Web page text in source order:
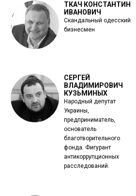
ТКАЧ КОНСТАНТИН
ИВАНОВИЧ
Скандальный одесский
бизнесмен
СЕРГЕЙ
ВЛАДИМИРОВИЧ
КУЗЬМИНЫХ
Народный депутат
Украины,
предприниматель,
основатель
благотворительного
фонда. Фигурант
антикоррупционных
расследований.